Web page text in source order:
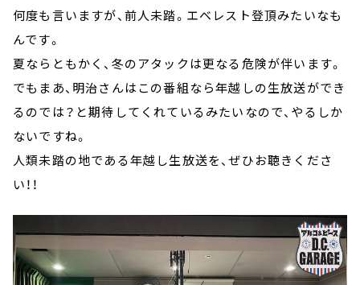
何度も言いますが、前人未踏。エベレスト登頂みたいなも
んです。
夏ならともかく、冬のアタックは更なる危険が伴います。
でもまあ、明治さんはこの番組なら年越しの生放送ができ
るのでは？と期待してくれているみたいなので、やるしか
ないですね。
人類未踏の地である年越し生放送を、ぜひお聴きくださ
い！！